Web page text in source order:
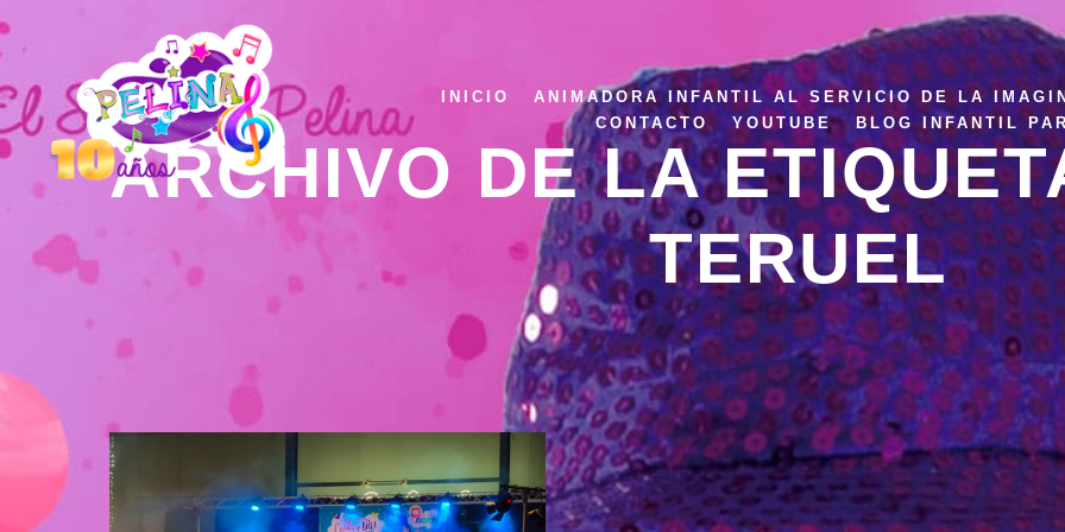
INICIO ANIMADORA INFANTIL AL SERVICIO DE LA
CONTACTO
YOUTUBE BLOG INFANTIL
ARCHIVO DE LA
TERUEL